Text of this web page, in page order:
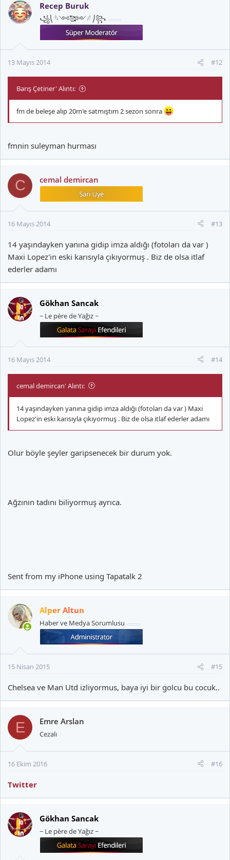
Recep Buruk
꧁⎝ 𓆩༺🥰༻𓆪 ⎠꧂
13 Mayıs 2014 #12
Barış Çetiner' Alıntı:
fm de beleşe alıp 20m'e satmıştım 2 sezon sonra
fmnin suleyman hurması
C cemal demircan
16 Mayıs 2014 #13
14 yaşındayken yanına gidip imza aldığı (fotoları da var )
Maxi Lopez'in eski karısıyla çıkıyormuş . Biz de olsa itlaf
ederler adamı
Gökhan Sancak
~ Le père de Yağız ~
16 Mayıs 2014 #14
cemal demircan' Alıntı:
14 yaşındayken yanına gidip imza aldığı (fotoları da var ) Maxi
Lopez'in eski karısıyla çıkıyormuş . Biz de olsa itlaf ederler adamı
Olur böyle şeyler garipsenecek bir durum yok.
Ağzının tadını biliyormuş ayrıca.
Sent from my iPhone using Tapatalk 2
Alper Altun
Haber ve Medya Sorumlusu
15 Nisan 2015 #15
Chelsea ve Man Utd izliyormus, baya iyi bir golcu bu cocuk..
E Emre Arslan
Cezalı
16 Ekim 2016 #16
Twitter
Gökhan Sancak
~ Le père de Yağız ~